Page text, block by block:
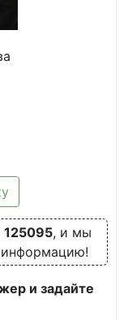
, и мы
и задайте